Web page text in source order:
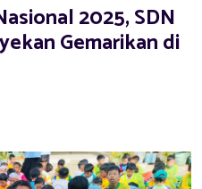
2025, SDN
Gemarikan di